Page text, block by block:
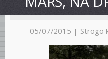
05/07/2015 | Strogo